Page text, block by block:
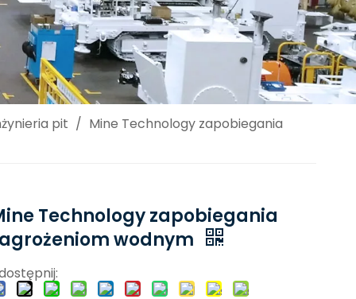
pit / Mine Technology zapobiegania
Technology zapobiegania
wodnym